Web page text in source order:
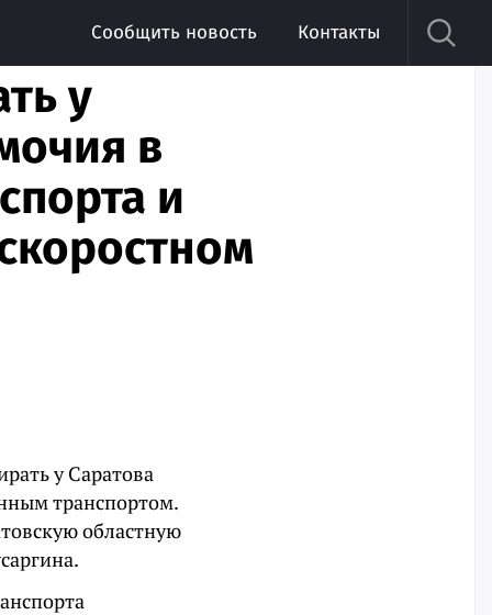
Сообщить новость Контакты
у
в
и
у Саратова
транспортом.
областную